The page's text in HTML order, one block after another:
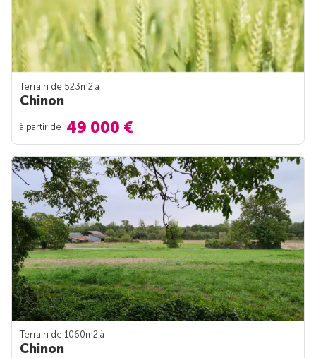
Terrain de 523m2 à
Chinon
à partir de 49 000 €
Terrain de 1060m2 à
Chinon